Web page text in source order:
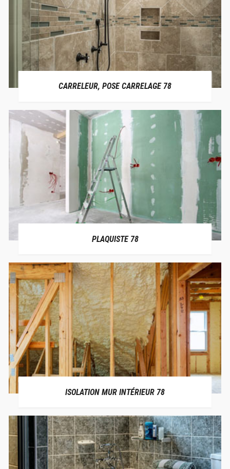
CARRELEUR, POSE CARRELAGE 78
PLAQUISTE 78
ISOLATION MUR INTÉRIEUR 78